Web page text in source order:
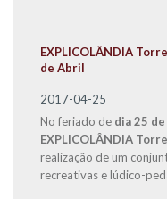
EXPLICOLÂNDIA
de Abril
2017-04-25
No feriado de dia 25
EXPLICOLÂNDIA
realização de um
recreativas e lúdico-